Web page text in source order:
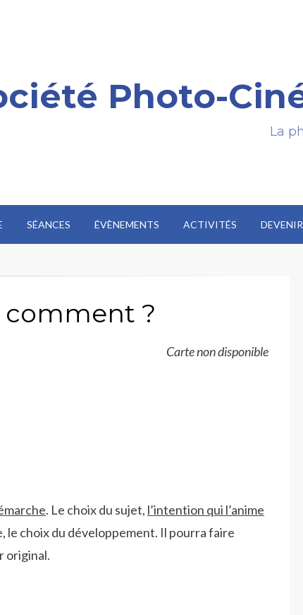
Photo-
La
SÉANCES ÉVÈNEMENTS ACTIVITÉS
comment ?
Carte non disponible
. Le choix du sujet, l’intention qui l’anime
le choix du développement. Il pourra faire
original.